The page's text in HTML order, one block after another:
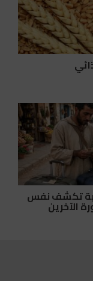
تكشف نفس
الآخرين